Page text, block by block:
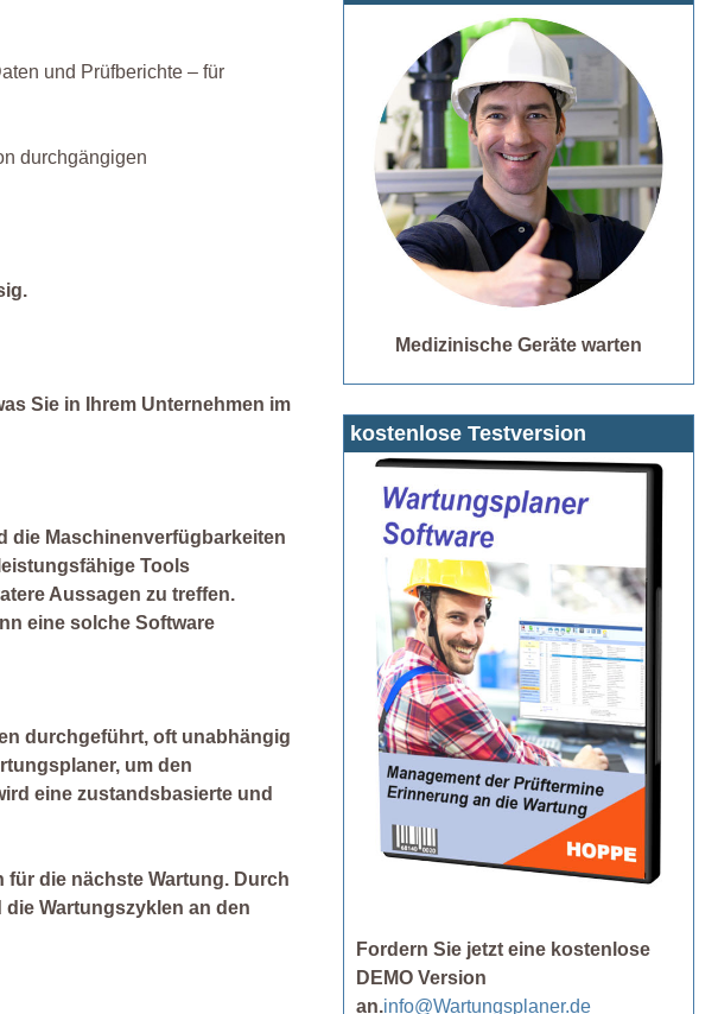
und Prüfberichte – für
durchgängigen
Sie in Ihrem Unternehmen im
die Maschinenverfügbarkeiten
Tools
Aussagen zu treffen.
eine solche Software
durchgeführt, oft unabhängig
um den
eine zustandsbasierte und
die nächste Wartung. Durch
Wartungszyklen an den
Medizinische Geräte warten
kostenlose Testversion
Fordern Sie jetzt eine kostenlose
DEMO Version
an.info@Wartungsplaner.de